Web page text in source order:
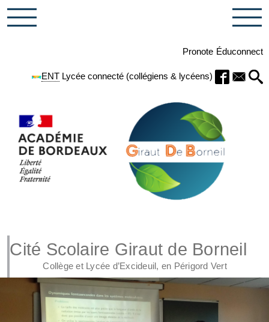
Pronote Éduconnect
ENTLycée connecté (collégiens & lycéens)
Cité Scolaire Giraut de Borneil
Collège et Lycée d’Excideuil, en Périgord Vert